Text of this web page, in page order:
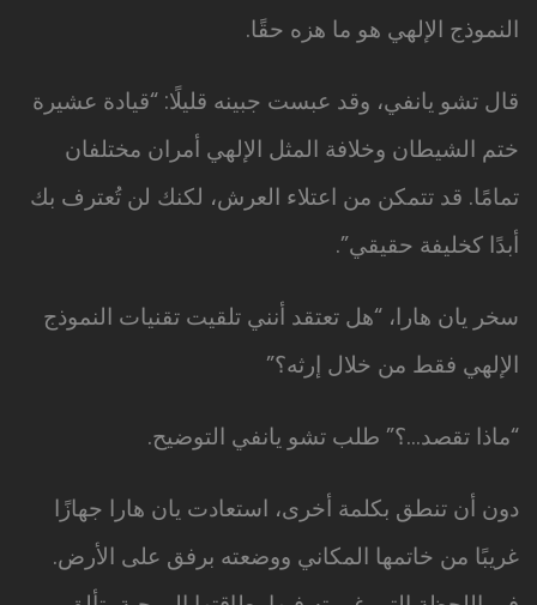
النموذج الإلهي هو ما هزه حقًا.
قال تشو يانفي، وقد عبست جبينه قليلًا: “قيادة عشيرة
ختم الشيطان وخلافة المثل الإلهي أمران مختلفان
تمامًا. قد تتمكن من اعتلاء العرش، لكنك لن تُعترف بك
أبدًا كخليفة حقيقي”.
سخر يان هارا، “هل تعتقد أنني تلقيت تقنيات النموذج
الإلهي فقط من خلال إرثه؟”
“ماذا تقصد…؟” طلب تشو يانفي التوضيح.
دون أن تنطق بكلمة أخرى، استعادت يان هارا جهازًا
غريبًا من خاتمها المكاني ووضعته برفق على الأرض.